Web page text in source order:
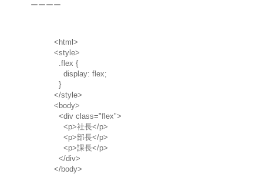
ーーーー
<html>
<style>
.flex {
display: flex;
}
</style>
<body>
<div class="flex">
<p>社長</p>
<p>部長</p>
<p>課長</p>
</div>
</body>